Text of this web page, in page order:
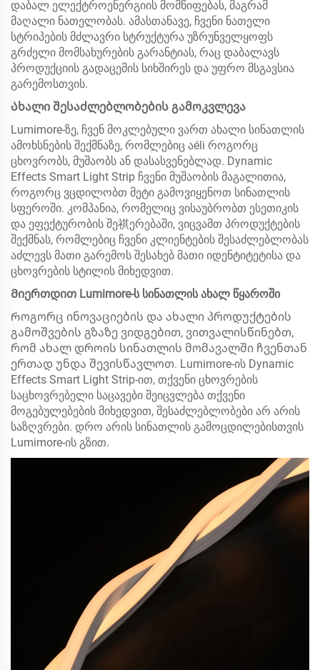
დაბალ ელექტროენერგიის მომწიფებას, მაგრამ
მაღალი ნათელობას. ამასთანავე, ჩვენი ნათელი
სტრიპების მძლავრი სტრუქტურა უზრუნველყოფს
გრძელი მომსახურების გარანტიას, რაც დაბალავს
პროდუქციის გადაცემის სიხშირეს და უფრო მსგავსია
გარემოსთვის.
Ახალი შესაძლებლობების გამოკვლევა
Lumimore-ზე, ჩვენ მოკლებული ვართ ახალი სინათლის
ამოხსნების შექმნაზე, რომლებიც აéli როგორც
ცხოვრობს, მუშაობს ან დასასვენებლად. Dynamic
Effects Smart Light Strip ჩვენი მუშაობის მაგალითია,
როგორც ვცდილობთ მეტი გამოვიყენოთ სინათლის
სფეროში. კომპანია, რომელიც ვისაუბრობთ ესეთიკის
და ეფექტურობის შე祺ერებაში, ვიცვამთ პროდუქტების
შექმნას, რომლებიც ჩვენი კლიენტების შესაძლებლობას
აძლევს მათი გარემოს შესახებ მათი იდენტიტეტისა და
ცხოვრების სტილის მიხედვით.
Მიერთდით Lumimore-ს სინათლის ახალ წყაროში
Როგორც ინოვაციების და ახალი პროდუქტების
გამოშვების გზაზე ვიდგებით, ვითვალისწინებთ,
რომ ახალ დროის სინათლის მომავალში ჩვენთან
ერთად უნდა შევისწავლოთ. Lumimore-ის Dynamic
Effects Smart Light Strip-ით, თქვენი ცხოვრების
საცხოვრებელი საცავები შეიცვლება თქვენი
მოგებულებების მიხედვით, შესაძლებლობები არ არის
საზღვრები. დრო არის სინათლის გამოცდილებისთვის
Lumimore-ის გზით.